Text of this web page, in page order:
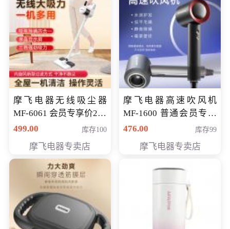
摩飞电器无线吸尘器
MF-6061 会员专享价299
元
499.00 库存100
摩飞电器专卖店
摩飞电器高速吹风机
MF-1600 普通会员专享
价298元
476.00 库存99
摩飞电器专卖店